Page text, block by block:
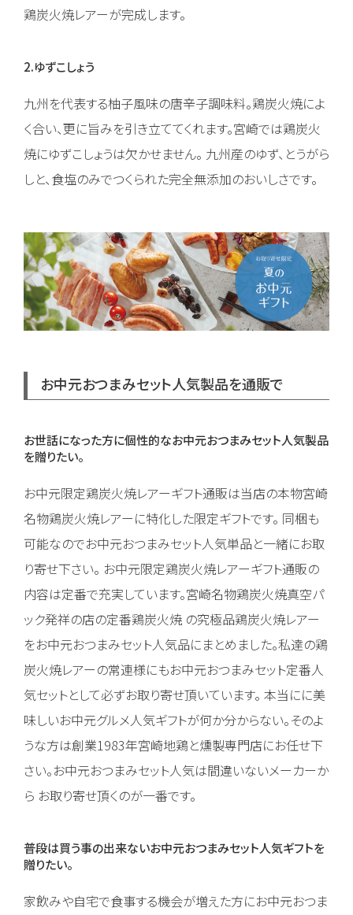
鶏炭火焼レアーが完成します。
2.ゆずこしょう
九州を代表する柚子風味の唐辛子調味料。鶏炭火焼によ
く合い、更に旨みを引き立ててくれます。宮崎では鶏炭火
焼にゆずこしょうは欠かせません。 九州産のゆず、とうがら
しと、食塩のみでつくられた完全無添加のおいしさです。
お中元おつまみセット人気製品を通販で
お世話になった方に個性的なお中元おつまみセット人気製品
を贈りたい。
お中元限定鶏炭火焼レアーギフト通販は当店の本物宮崎
名物鶏炭火焼レアーに特化した限定ギフトです。 同梱も
可能なのでお中元おつまみセット人気単品と一緒にお取
り寄せ下さい。 お中元限定鶏炭火焼レアーギフト通販の
内容は定番で充実しています。宮崎名物鶏炭火焼真空パ
ック発祥の店の定番鶏炭火焼 の究極品鶏炭火焼レアー
をお中元おつまみセット人気品にまとめました。私達の鶏
炭火焼レアーの常連様にもお中元おつまみセット定番人
気セットとして必ずお取り寄せ頂いています。 本当にに美
味しいお中元グルメ人気ギフトが何か分からない。そのよ
うな方は創業1983年宮崎地鶏と燻製専門店にお任せ下
さい。お中元おつまみセット人気は間違いないメーカーか
ら お取り寄せ頂くのが一番です。
普段は買う事の出来ないお中元おつまみセット人気ギフトを
贈りたい。
家飲みや自宅で食事する機会が増えた方にお中元おつま